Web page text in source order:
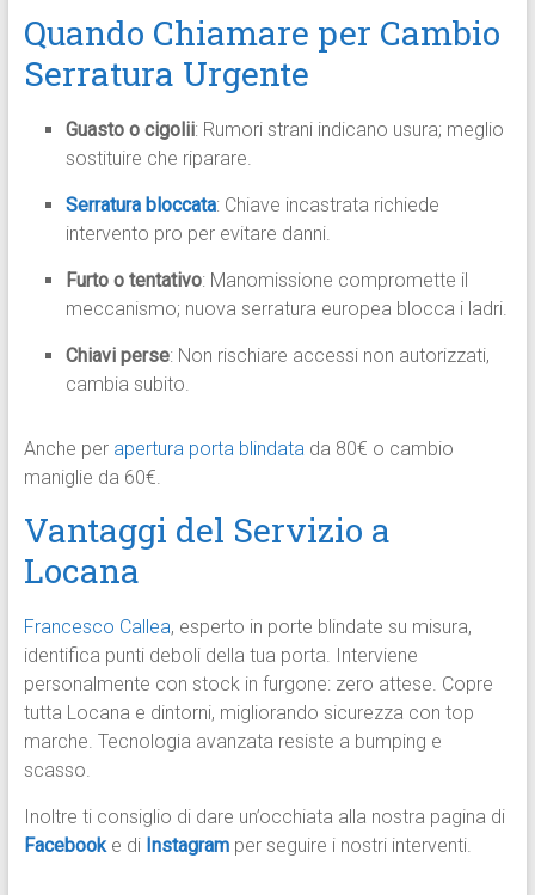
Quando Chiamare per Cambio
Serratura Urgente
Guasto o cigolii: Rumori strani indicano usura; meglio
sostituire che riparare.
Serratura bloccata: Chiave incastrata richiede
intervento pro per evitare danni.
Furto o tentativo: Manomissione compromette il
meccanismo; nuova serratura europea blocca i ladri.
Chiavi perse: Non rischiare accessi non autorizzati,
cambia subito.
Anche per apertura porta blindatada 80€ o cambio
maniglie da 60€.
Vantaggi del Servizio a
Locana
Francesco Callea, esperto in porte blindate su misura,
identifica punti deboli della tua porta. Interviene
personalmente con stock in furgone: zero attese. Copre
tutta Locana e dintorni, migliorando sicurezza con top
marche. Tecnologia avanzata resiste a bumping e
scasso.
Inoltre ti consiglio di dare un’occhiata alla nostra pagina di
Facebook e di Instagram per seguire i nostri interventi.